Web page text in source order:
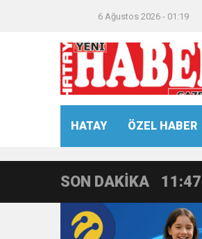
6 Ağustos 2026 - 01:19
HATAY ÖZEL HABER
SON DAKİKA
21:40
11:47
18:55